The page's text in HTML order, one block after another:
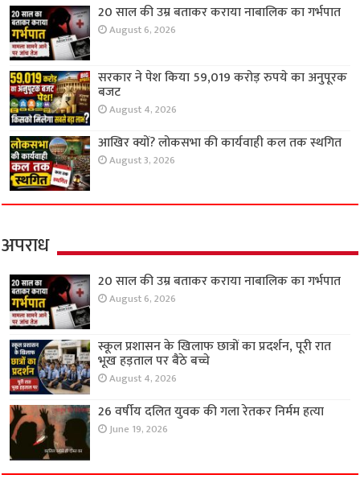
20 साल की उम्र बताकर कराया नाबालिक का गर्भपात
August 6, 2026
सरकार ने पेश किया 59,019 करोड़ रुपये का अनुपूरक
बजट
August 4, 2026
आखिर क्यों? लोकसभा की कार्यवाही कल तक स्थगित
August 3, 2026
अपराध
20 साल की उम्र बताकर कराया नाबालिक का गर्भपात
August 6, 2026
स्कूल प्रशासन के खिलाफ छात्रों का प्रदर्शन, पूरी रात
भूख हड़ताल पर बैठे बच्चे
August 4, 2026
26 वर्षीय दलित युवक की गला रेतकर निर्मम हत्या
June 19, 2026